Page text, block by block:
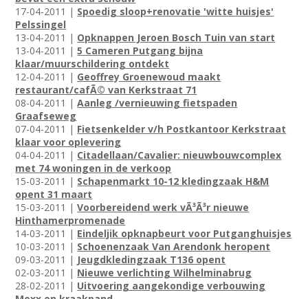
17-04-2011 | Spoedig sloop+renovatie 'witte huisjes'
Pelssingel
13-04-2011 | Opknappen Jeroen Bosch Tuin van start
13-04-2011 |5 Cameren Putgang bijna
klaar/muurschildering ontdekt
12-04-2011 | Geoffrey Groenewoud maakt
restaurant/cafÃ© van Kerkstraat 71
08-04-2011 |Aanleg /vernieuwing fietspaden
Graafseweg
07-04-2011 | Fietsenkelder v/h Postkantoor Kerkstraat
klaar voor oplevering
04-04-2011 | Citadellaan/Cavalier: nieuwbouwcomplex
met 74 woningen in de verkoop
15-03-2011 | Schapenmarkt 10-12 kledingzaak H&M
opent 31 maart
15-03-2011 |Voorbereidend werk vÃ³Ã³r nieuwe
Hinthamerpromenade
14-03-2011 | Eindeljik opknapbeurt voor Putganghuisjes
10-03-2011 | Schoenenzaak Van Arendonk heropent
09-03-2011 | Jeugdkledingzaak T136 opent
02-03-2011 | Nieuwe verlichting Wilhelminabrug
28-02-2011 | Uitvoering aangekondige verbouwing